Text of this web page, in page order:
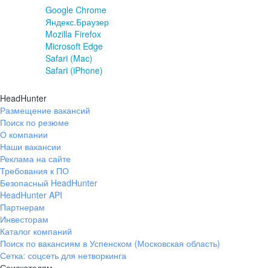
Google Chrome
Яндекс.Браузер
Mozilla Firefox
Microsoft Edge
Safari (Mac)
Safari (iPhone)
HeadHunter
Размещение вакансий
Поиск по резюме
О компании
Наши вакансии
Реклама на сайте
Требования к ПО
Безопасный HeadHunter
HeadHunter API
Партнерам
Инвесторам
Каталог компаний
Поиск по вакансиям в Успенском (Московская область)
Сетка: соцсеть для нетворкинга